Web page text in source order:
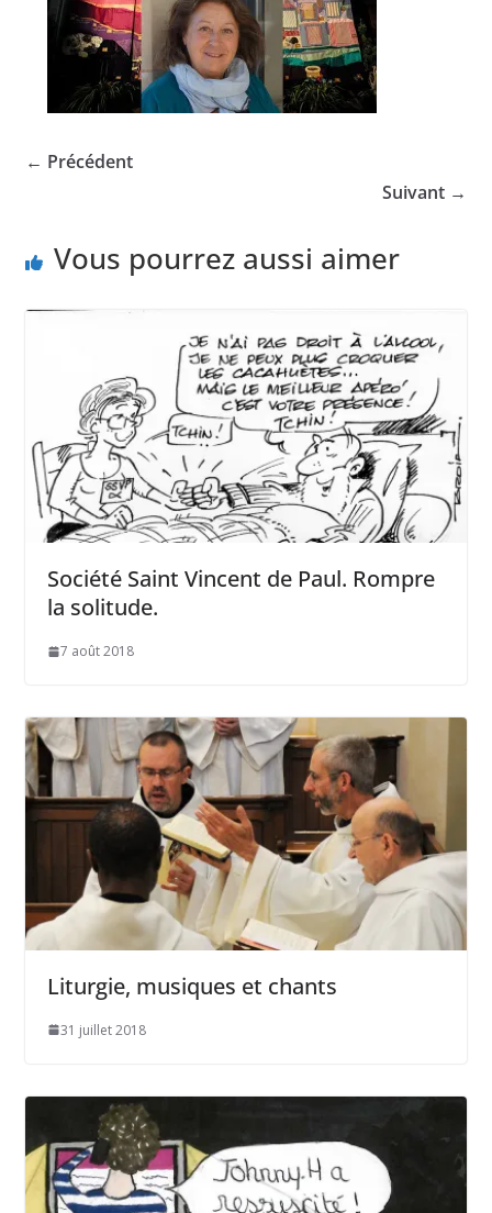
← Précédent
Suivant →
Vous pourrez aussi aimer
Société Saint Vincent de Paul. Rompre
la solitude.
7 août 2018
Liturgie, musiques et chants
31 juillet 2018